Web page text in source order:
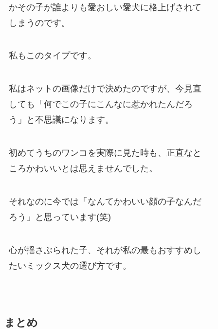
かその子が誰よりも愛おしい愛犬に格上げされて
しまうのです。
私もこのタイプです。
私はネットの画像だけで決めたのですが、今見直
しても「何でこの子にこんなに惹かれたんだろ
う」と不思議になります。
初めてうちのワンコを実際に見た時も、正直なと
ころかわいいとは思えませんでした。
それなのに今では「なんてかわいい顔の子なんだ
ろう」と思っています(笑)
心が揺さぶられた子、それが私の最もおすすめし
たいミックス犬の選び方です。
まとめ